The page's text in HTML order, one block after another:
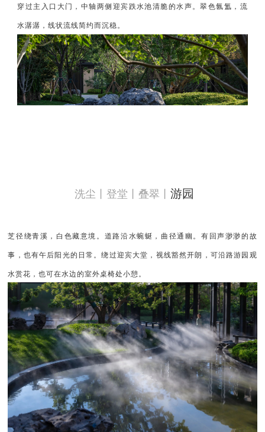
穿过主入口大门， 中轴两侧迎宾跌水池清脆的水声。翠色氤氲，流
水潺潺，线状流线简约而沉稳。
洗尘丨登堂丨叠翠丨 游园
芝径绕青溪，白色藏意境。道路沿水蜿蜒，曲径通幽。有回声渺渺的故
事，也有午后阳光的日常。绕过迎宾大堂，视线豁然开朗，可沿路游园观
水赏花，也可在水边的室外桌椅处小憩 。